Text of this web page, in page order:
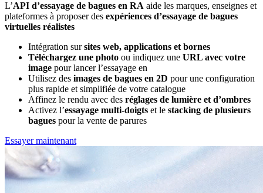
L’API d’essayage de bagues en RA aide les marques, enseignes et
plateformes à proposer des expériences d’essayage de bagues
virtuelles réalistes
Intégration sursites web, applications et bornes
Téléchargez une photo ou indiquez une URL avec votre
image pour lancer l’essayage en
Utilisez des images de bagues en 2D pour une configuration
plus rapide et simplifiée de votre catalogue
Affinez le rendu avec des réglages de lumière et d’ombres
Activez l’essayage multi-doigts et le stacking de plusieurs
bagues pour la vente de parures
Essayer maintenant